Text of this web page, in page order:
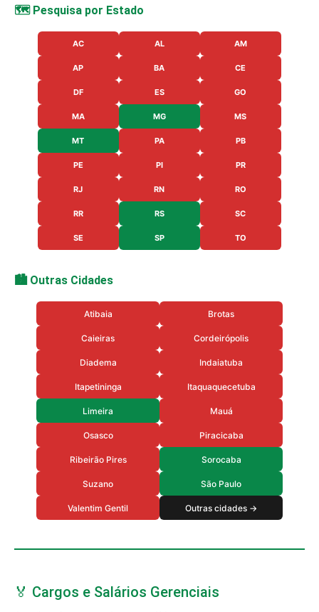
🗺️ Pesquisa por Estado
AC AL AM
AP BA CE
DF ES GO
MA MG MS
MT PA PB
PE PI PR
RJ RN RO
RR RS SC
SE SP TO
🏙️ Outras Cidades
Atibaia Brotas
Caieiras Cordeirópolis
Diadema Indaiatuba
Itapetininga Itaquaquecetuba
Limeira Mauá
Osasco Piracicaba
Ribeirão Pires Sorocaba
Suzano São Paulo
Valentim Gentil Outras cidades →
🏅 Cargos e Salários Gerenciais